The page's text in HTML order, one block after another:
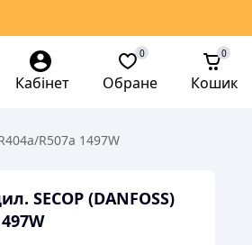
Кабінет Обране
0
Кошик
0
R507а 1497W
SECOP (DANFOSS)